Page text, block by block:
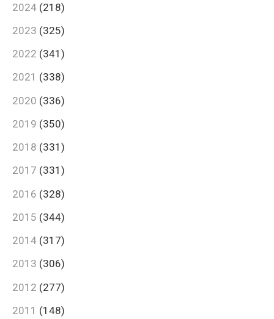
2024 (218)
2023 (325)
2022 (341)
2021 (338)
2020 (336)
2019 (350)
2018 (331)
2017 (331)
2016 (328)
2015 (344)
2014 (317)
2013 (306)
2012 (277)
2011 (148)